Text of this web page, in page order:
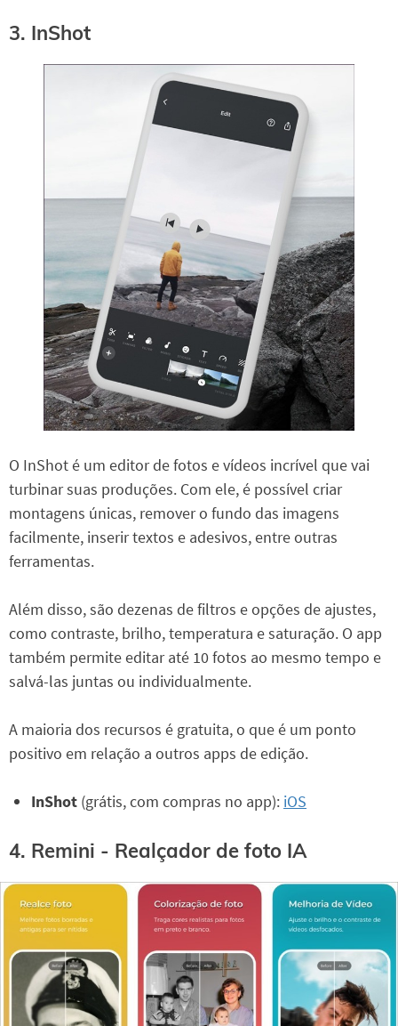
3. InShot
O InShot é um editor de fotos e vídeos incrível que vai
turbinar suas produções. Com ele, é possível criar
montagens únicas, remover o fundo das imagens
facilmente, inserir textos e adesivos, entre outras
ferramentas.
Além disso, são dezenas de filtros e opções de ajustes,
como contraste, brilho, temperatura e saturação. O app
também permite editar até 10 fotos ao mesmo tempo e
salvá-las juntas ou individualmente.
A maioria dos recursos é gratuita, o que é um ponto
positivo em relação a outros apps de edição.
InShot (grátis, com compras no app): iOS
4. Remini - Realçador de foto IA